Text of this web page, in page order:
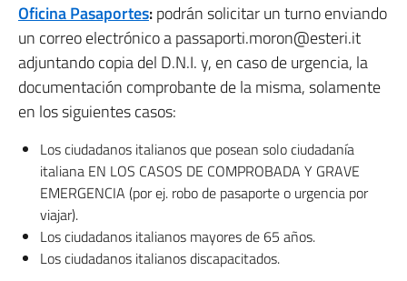
Oficina Pasaportes:podrán solicitar un turno enviando
un correo electrónico a passaporti.moron@esteri.it
adjuntando copia del D.N.I. y, en caso de urgencia, la
documentación comprobante de la misma, solamente
en los siguientes casos:
Los ciudadanos italianos que posean solo ciudadanía
italiana EN LOS CASOS DE COMPROBADA Y GRAVE
EMERGENCIA (por ej. robo de pasaporte o urgencia por
viajar).
Los ciudadanos italianos mayores de 65 años.
Los ciudadanos italianos discapacitados.